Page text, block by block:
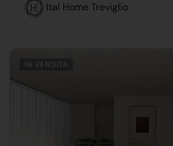
Ital Home Treviglio
IN VENDITA